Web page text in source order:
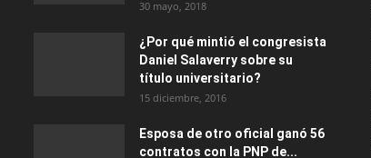
30 mayo, 2018
¿Por qué mintió el congresista
Daniel Salaverry sobre su
título universitario?
15 diciembre, 2016
Esposa de otro oficial ganó 56
contratos con la PNP de...